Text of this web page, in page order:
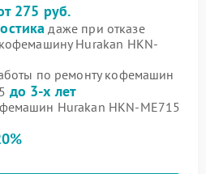
275 руб.
даже при отказе
Hurakan HKN-
по ремонту кофемашин
до 3-х лет
Hurakan HKN-ME715